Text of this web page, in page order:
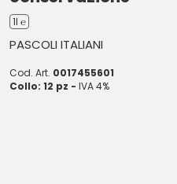
1l ℮
PASCOLI ITALIANI
Cod. Art. 0017455601
Collo: 12 pz - IVA 4%